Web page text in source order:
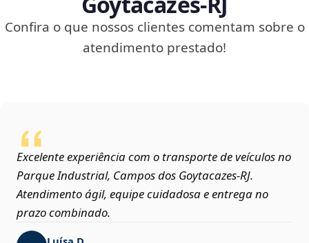
Confira o que nossos clientes comentam sobre o
atendimento prestado!
Excelente experiência com o transporte de veículos no
Parque Industrial, Campos dos Goytacazes‑RJ.
Atendimento ágil, equipe cuidadosa e entrega no
prazo combinado.